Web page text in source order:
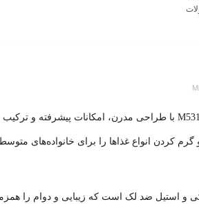
پخت و گرم کردن انواع غذاها را برای
استیل ضد لک است که زیبایی و دوام را